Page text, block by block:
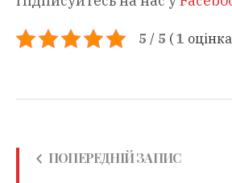
5 / 5 (1 оцінка
ПОПЕРЕДНІЙ ЗАПИС